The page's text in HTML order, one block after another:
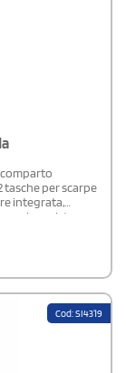
per scarpe
integrata,
sistema
e
Cod: SI4319